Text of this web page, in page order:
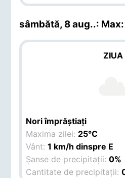
sâmbătă, 8 aug..:
ZIUA
Nori împrăștiați
Maxima zilei: 25°C
Vânt:1 km/h dinspre E
Șanse de precipitații:0%
Cantitate de precipitații: